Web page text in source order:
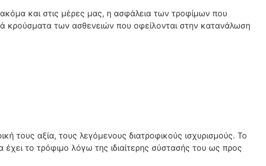
και στις μέρες μας, η ασφάλεια των τροφίμων που
κρούσματα των ασθενειών που οφείλονται στην κατανάλωση
τους αξία, τους λεγόμενους διατροφικούς ισχυρισμούς. Το
το τρόφιμο λόγω της ιδιαίτερης σύστασής του ως προς